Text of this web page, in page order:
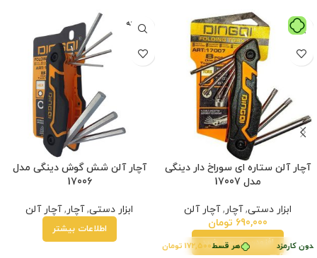
هر قسط172,500تومان • کارمزد
آچار آلن ستاره ای سوراخ دار دینگی
مدل 17007
ابزار دستی,آچار,آچار آلن
690,000 تومان
افزودن به سبد خرید
فروخته
شده
آچار آلن شش گوش دینگی مدل
17006
ابزار دستی,آچار,آچار آلن
اطلاعات بیشتر